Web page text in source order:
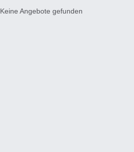
Keine Angebote gefunden